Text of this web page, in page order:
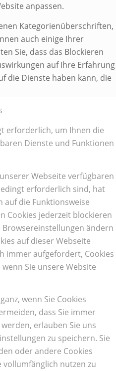
anpassen.
Kategorienüberschriften,
auch einige Ihrer
Sie, dass das Blockieren
auf Ihre Erfahrung
die Dienste haben kann, die
erforderlich, um Ihnen die
Dienste und Funktionen
Webseite verfügbaren
erforderlich sind, hat
auf die Funktionsweise
Cookies jederzeit blockieren
ändern
auf dieser Webseite
immer aufgefordert, Cookies
Sie unsere Website
wenn Sie Cookies
dass Sie immer
erlauben Sie uns
zu speichern. Sie
oder andere Cookies
vollumfänglich nutzen zu